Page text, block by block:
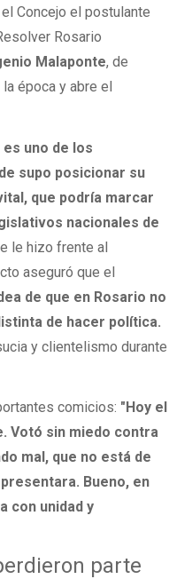
Concejo el postulante
Rosario
Malaponte, de
época y abre el
uno de los
supo posicionar su
que podría marcar
nacionales de
le hizo frente al
aseguró que el
de que en Rosario no
de hacer política.
y clientelismo durante
comicios: "Hoy el
Votó sin miedo contra
mal, que no está de
Bueno, en
con unidad y
parte